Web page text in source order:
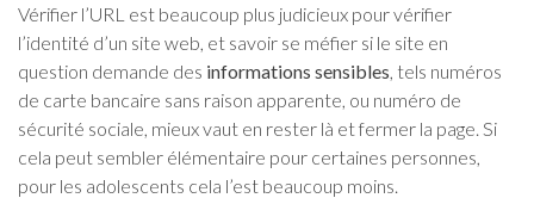
Vérifier l’URL est beaucoup plus judicieux pour vérifier
l’identité d’un site web, et savoir se méfier si le site en
question demande des informations sensibles , tels numéros
de carte bancaire sans raison apparente, ou numéro de
sécurité sociale, mieux vaut en rester là et fermer la page. Si
cela peut sembler élémentaire pour certaines personnes,
pour les adolescents cela l’est beaucoup moins.